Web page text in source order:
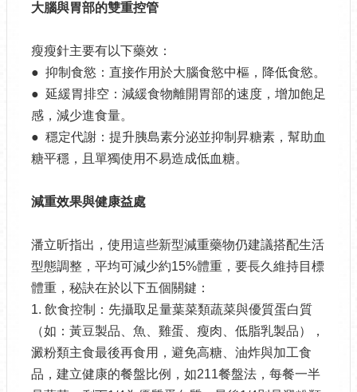
大腦與胃部的雙重控管
瘦瘦針主要有以下藥效：
● 抑制食慾：直接作用於大腦食慾中樞，降低食慾。
● 延緩胃排空：減緩食物離開胃部的速度，增加飽足
感，減少進食量。
● 穩定代謝：提升胰島素分泌並抑制昇糖素，幫助血
糖平穩，且單獨使用不易造成低血糖。
減重效果與健康益處
潘立昕指出，使用這些新型減重藥物仍建議搭配生活
型態調整，平均可減少約15%體重，要長久維持目標
體重，秘訣在於以下五個關鍵：
1. 飲食控制：先攝取足量葉菜類蔬菜與優質蛋白質
（如：黃豆製品、魚、雞蛋、瘦肉、低脂乳製品），
澱粉類主食最後再食用，避免高糖、油炸與加工食
品，建立健康的餐盤比例，如211餐盤法，每餐一半